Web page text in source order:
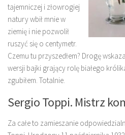
tajemniczej i złowrogiej
natury wbił mnie w
ziemię i nie pozwolił
ruszyć się o centymetr.
Czemu tu przyszedłem? Drogę
wersji bajki grający rolę białego
zgubiłem. Totalnie.
Sergio Toppi. Mistrz
Za całe to zamieszanie